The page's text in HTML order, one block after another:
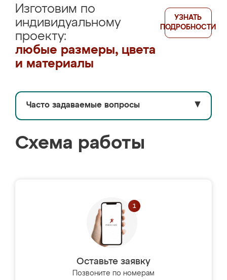
Изготовим по
индивидуальному
проекту:
любые размеры, цвета
и материалы
УЗНАТЬ
ПОДРОБНОСТИ
Часто задаваемые вопросы ▼
Схема работы
Оставьте заявку
Позвоните по номерам